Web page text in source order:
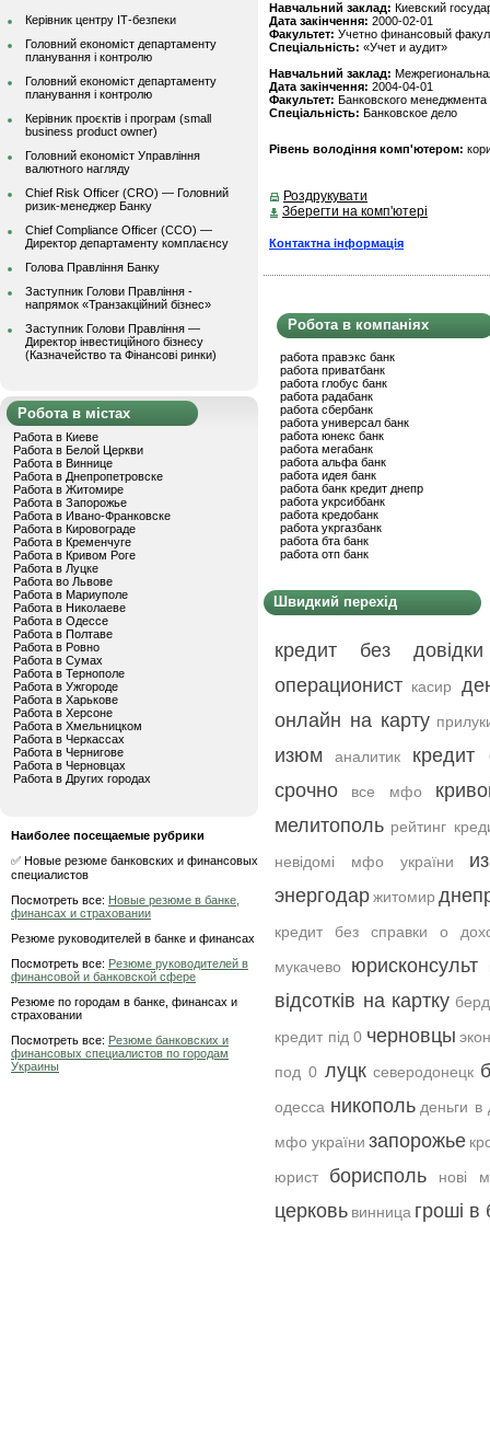
Керівник центру ІТ-безпеки
Головний економіст департаменту
планування і контролю
Головний економіст департаменту
планування і контролю
Керівник проєктів і програм (small
business product owner)
Головний економіст Управління
валютного нагляду
Chief Risk Officer (CRO) — Головний
ризик-менеджер Банку
Chief Compliance Officer (CCO) —
Директор департаменту комплаєнсу
Голова Правління Банку
Заступник Голови Правління -
напрямок «Транзакційний бізнес»
Заступник Голови Правління —
Директор інвестиційного бізнесу
(Казначейство та Фінансові ринки)
Робота в містах
Работа в Киеве
Работа в Белой Церкви
Работа в Виннице
Работа в Днепропетровске
Работа в Житомире
Работа в Запорожье
Работа в Ивано-Франковске
Работа в Кировограде
Работа в Кременчуге
Работа в Кривом Роге
Работа в Луцке
Работа во Львове
Работа в Мариуполе
Работа в Николаеве
Работа в Одессе
Работа в Полтаве
Работа в Ровно
Работа в Сумах
Работа в Тернополе
Работа в Ужгороде
Работа в Харькове
Работа в Херсоне
Работа в Хмельницком
Работа в Черкассах
Работа в Чернигове
Работа в Черновцах
Работа в Других городах
Наиболее посещаемые рубрики
✅ Новые резюме банковских и финансовых
специалистов
Посмотреть все: Новые резюме в банке,
финансах и страховании
Резюме руководителей в банке и финансах
Посмотреть все: Резюме руководителей в
финансовой и банковской сфере
Резюме по городам в банке, финансах и
страховании
Посмотреть все: Резюме банковских и
финансовых специалистов по городам
Украины
Навчальний заклад: Киевский
Дата закінчення: 2000-02-01
Факультет: Учетно финансовый
Спеціальність: «Учет и аудит»
Навчальний заклад:
Дата закінчення: 2004-04-01
Факультет: Банковского менеджмента
Спеціальність: Банковское дело
Рівень володіння комп'ютером:
Роздрукувати
Зберегти на комп'ютері
Контактна інформація
Робота в компаніях
работа правэкс банк
работа приватбанк
работа глобус банк
работа радабанк
работа сбербанк
работа универсал банк
работа юнекс банк
работа мегабанк
работа альфа банк
работа идея банк
работа банк кредит днепр
работа укрсиббанк
работа кредобанк
работа укргазбанк
работа бта банк
работа отп банк
Швидкий перехід
кредит без
операционист касир
онлайн на карту
изюм аналитик
кредит
срочно
все мфо
мелитополь рейтинг
невідомі мфо україни
энергодаржитомир
кредит без справки о
мукачево
юрисконсульт
відсотків на картку
кредит під 0 черновцы
под 0 луцк северодонецк
одесса никополь деньги в
мфо україни запорожье
юрист
борисполь нові
церковь винница гроші в